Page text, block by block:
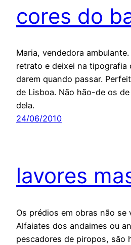
cores do
Maria, vendedora
retrato e deixei na tipografia
darem quando passar.
de Lisboa. Não hão-de os
dela.
24/06/2010
lavores
Os prédios em obras não se
Alfaiates dos andaimes ou
pescadores de piropos, são